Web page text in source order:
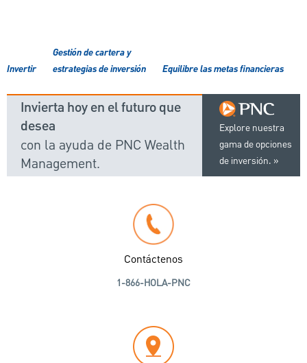
Invertir
Gestión de cartera y
estrategias de inversión
Equilibre las metas financieras
Explore nuestra
gama de opciones
de inversión.
Invierta hoy en el futuro que
desea
con la ayuda de PNC Wealth
Management.
Contáctenos
1-866-HOLA-PNC